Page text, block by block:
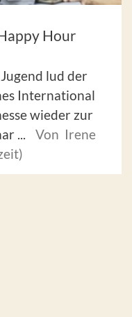
Hour
lud der
International
wieder zur
...
Von Irene